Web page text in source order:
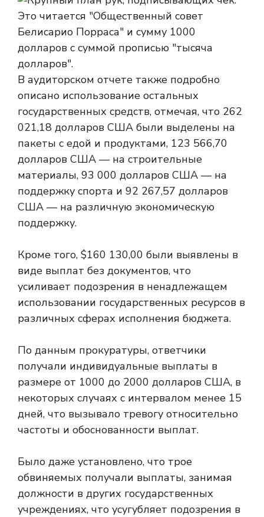
В аудиторском отчете также подробно
описано использование остальных
государственных средств, отмечая, что 262
021,18 долларов США были выделены на
пакеты с едой и продуктами, 123 566,70
долларов США — на строительные
материалы, 93 000 долларов США — на
поддержку спорта и 92 267,57 долларов
США — на различную экономическую
поддержку.
Кроме того, $160 130,00 были выявлены в
виде выплат без документов, что
усиливает подозрения в ненадлежащем
использовании государственных ресурсов в
различных сферах исполнения бюджета.
По данным прокуратуры, ответчики
получали индивидуальные выплаты в
размере от 1000 до 2000 долларов США, в
некоторых случаях с интервалом менее 15
дней, что вызывало тревогу относительно
частоты и обоснованности выплат.
Было даже установлено, что трое
обвиняемых получали выплаты, занимая
должности в других государственных
учреждениях, что усугубляет подозрения в